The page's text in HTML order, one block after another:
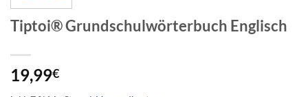
Tiptoi® Grundschulwörterbuch Englisch
19,99€